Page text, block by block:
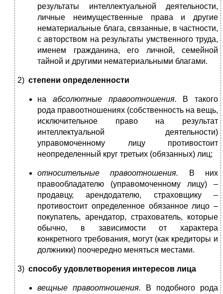
результаты интеллектуальной деятельности,
личные неимущественные права и другие
нематериальные блага, связанные, в частности,
с авторством на результаты умственного труда,
именем гражданина, его личной, семейной
тайной и другими нематериальными благами.
2) степени определенности
на абсолютные правоотношения. В такого
рода правоотношениях (собственность на вещь,
исключительное право на результат
интеллектуальной деятельности)
управомоченному лицу противостоит
неопределенный круг третьих (обязанных) лиц;
относительные правоотношения. В них
правообладателю (управомоченному лицу) –
продавцу, арендодателю, страховщику –
противостоит определенное обязанное лицо –
покупатель, арендатор, страхователь, которые
обычно, в зависимости от характера
конкретного требования, могут (как кредиторы и
должники) поочередно меняться местами.
3) способу удовлетворения интересов лица
вещные правоотношения. В подобного рода